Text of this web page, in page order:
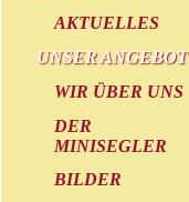
AKTUELLES
UNSER ANGEBOT
WIR ÜBER UNS
DER
MINISEGLER
BILDER